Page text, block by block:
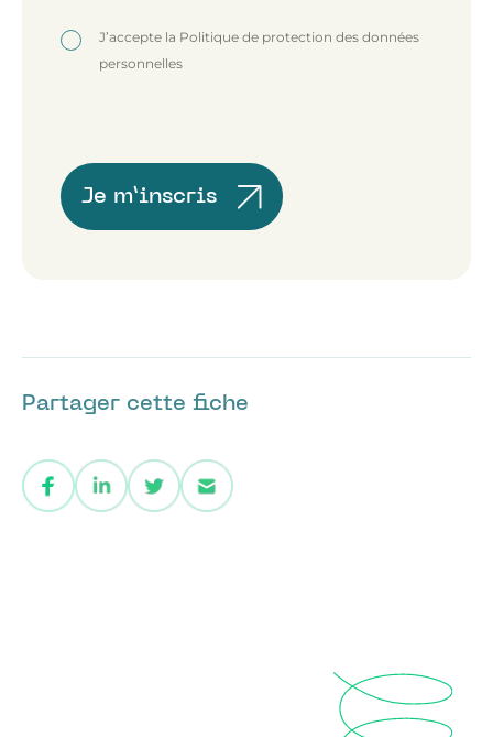
J’accepte la Politique de protection des données
personnelles
Je m’inscris
Partager cette fiche